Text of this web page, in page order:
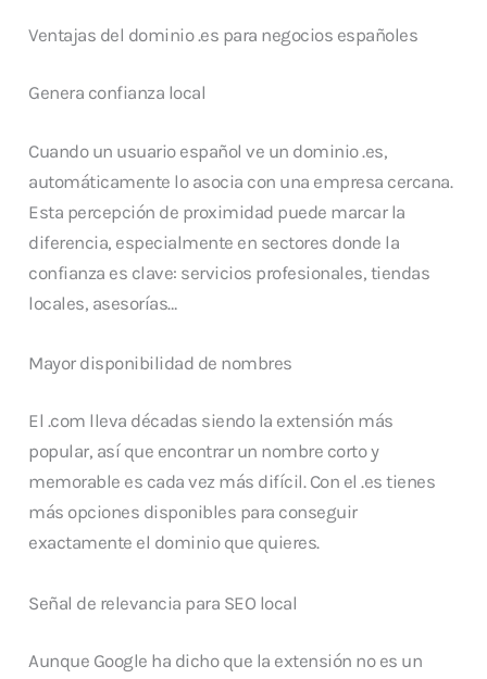
Ventajas del dominio .es para negocios españoles
Genera confianza local
Cuando un usuario español ve un dominio .es,
automáticamente lo asocia con una empresa cercana.
Esta percepción de proximidad puede marcar la
diferencia, especialmente en sectores donde la
confianza es clave: servicios profesionales, tiendas
locales, asesorías…
Mayor disponibilidad de nombres
El .com lleva décadas siendo la extensión más
popular, así que encontrar un nombre corto y
memorable es cada vez más difícil. Con el .es tienes
más opciones disponibles para conseguir
exactamente el dominio que quieres.
Señal de relevancia para SEO local
Aunque Google ha dicho que la extensión no es un